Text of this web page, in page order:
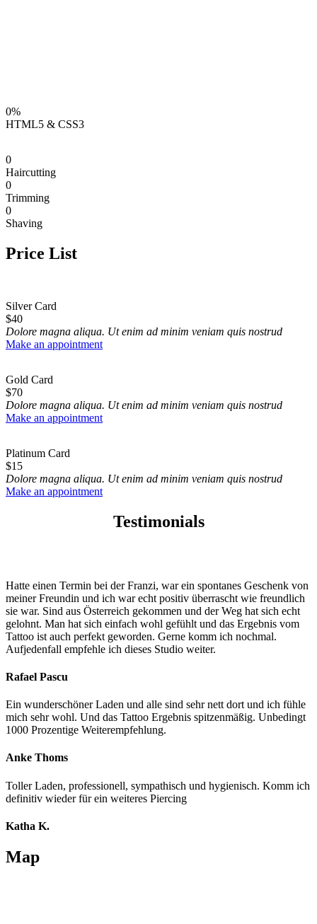
0%
HTML5 & CSS3
0
Haircutting
0
Trimming
0
Shaving
Price List
Silver Card
$40
Dolore magna aliqua. Ut enim ad minim veniam quis nostrud
Make an appointment
Gold Card
$70
Dolore magna aliqua. Ut enim ad minim veniam quis nostrud
Make an appointment
Platinum Card
$15
Dolore magna aliqua. Ut enim ad minim veniam quis nostrud
Make an appointment
Testimonials
Hatte einen Termin bei der Franzi, war ein spontanes Geschenk von
meiner Freundin und ich war echt positiv überrascht wie freundlich
sie war. Sind aus Österreich gekommen und der Weg hat sich echt
gelohnt. Man hat sich einfach wohl gefühlt und das Ergebnis vom
Tattoo ist auch perfekt geworden. Gerne komm ich nochmal.
Aufjedenfall empfehle ich dieses Studio weiter.
Rafael Pascu
Ein wunderschöner Laden und alle sind sehr nett dort und ich fühle
mich sehr wohl. Und das Tattoo Ergebnis spitzenmäßig. Unbedingt
1000 Prozentige Weiterempfehlung.
Anke Thoms
Toller Laden, professionell, sympathisch und hygienisch. Komm ich
definitiv wieder für ein weiteres Piercing
Katha K.
Map